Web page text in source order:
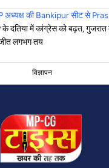
अध्यक्ष की Bankipur सीट से
के दतिया में कांग्रेस को बढ़त,
लगभग तय
विज्ञापन